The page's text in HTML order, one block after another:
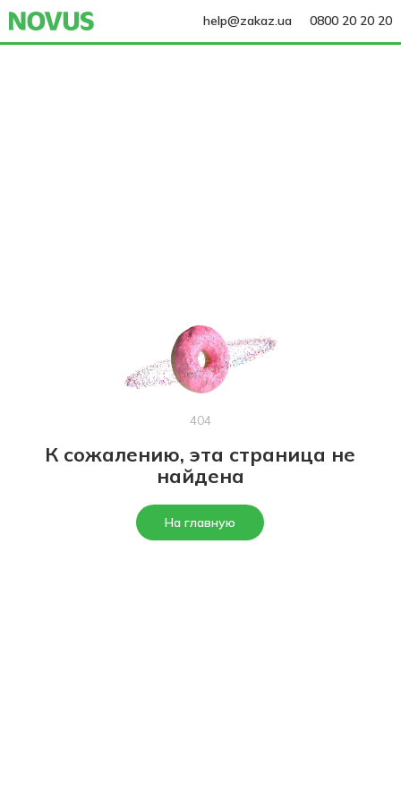
help@zakaz.ua 0800 20 20 20
404
К сожалению, эта страница не
найдена
На главную